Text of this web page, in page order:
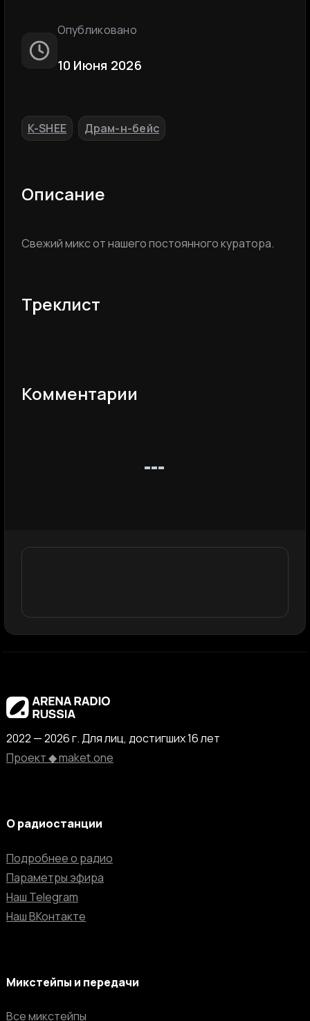
Опубликовано
10 Июня 2026
K-SHEE Драм-н-бейс
Описание
Свежий микс от нашего постоянного куратора.
Треклист
Комментарии
2022 — 2026 г. Для лиц, достигших 16 лет
Проект ◆ maket.one
О радиостанции
Подробнее о радио
Параметры эфира
Наш Telegram
Наш ВКонтакте
Микстейпы и передачи
Все микстейпы